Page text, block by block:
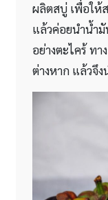
ผลิตสบู่ เพื่อให้
แล้วค่อยนำน้ำ
อย่างตะไคร้ ท
ต่างหาก แล้วจึ